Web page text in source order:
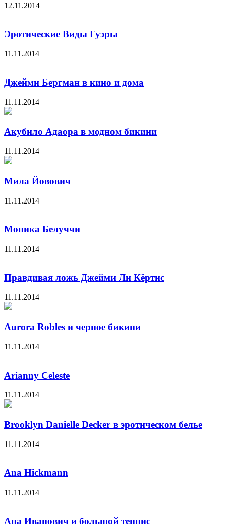
12.11.2014
Эротические Виды Гуэры
11.11.2014
Джейми Бергман в кино и дома
11.11.2014
Акубило Адаора в модном бикини
11.11.2014
Мила Йовович
11.11.2014
Моника Белуччи
11.11.2014
Правдивая ложь Джейми Ли Кёртис
11.11.2014
Aurora Robles и черное бикини
11.11.2014
Arianny Celeste
11.11.2014
Brooklyn Danielle Decker в эротическом белье
11.11.2014
Ana Hickmann
11.11.2014
Ана Иванович и большой теннис